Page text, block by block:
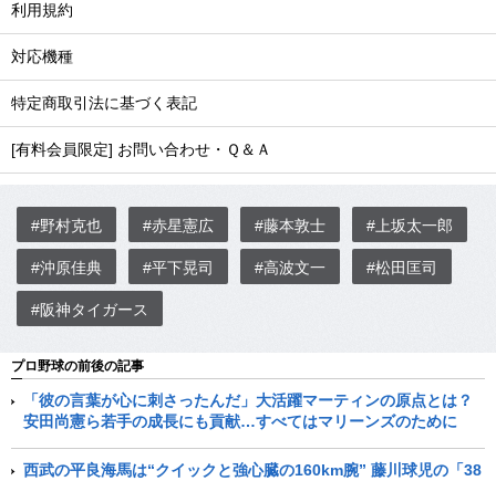
利用規約
対応機種
特定商取引法に基づく表記
[有料会員限定] お問い合わせ・Ｑ＆Ａ
#野村克也 #赤星憲広 #藤本敦士 #上坂太一郎
#沖原佳典 #平下晃司 #高波文一 #松田匡司
#阪神タイガース
プロ野球の前後の記事
「彼の言葉が心に刺さったんだ」大活躍マーティンの原点とは？
安田尚憲ら若手の成長にも貢献…すべてはマリーンズのために
西武の平良海馬は“クイックと強心臓の160km腕” 藤川球児の「38